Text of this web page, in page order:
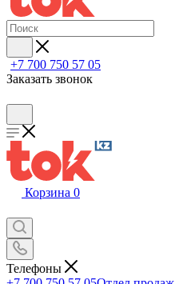
+7 700 750 57 05
Заказать звонок
Корзина 0
Телефоны